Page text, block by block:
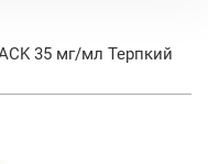
35 мг/мл Терпкий